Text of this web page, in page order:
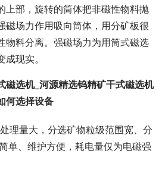
上部，旋转的筒体把非磁性物料抛
磁场力作用吸向筒体，用分矿板很
物料分离。强磁场力为用筒式磁选
现实。
磁选机_河源精选钨精矿干式磁选机
何选择设备
理量大，分选矿物粒级范围宽、分
单、维护方便，耗电量仅为电磁强